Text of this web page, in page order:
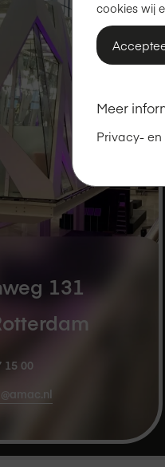
131
15 00
cookies wij
Meer
Privacy-